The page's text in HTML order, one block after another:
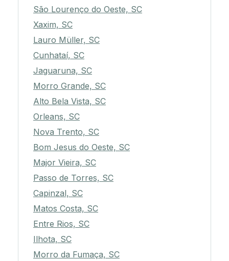
São Lourenço do Oeste, SC
Xaxim, SC
Lauro Müller, SC
Cunhataí, SC
Jaguaruna, SC
Morro Grande, SC
Alto Bela Vista, SC
Orleans, SC
Nova Trento, SC
Bom Jesus do Oeste, SC
Major Vieira, SC
Passo de Torres, SC
Capinzal, SC
Matos Costa, SC
Entre Rios, SC
Ilhota, SC
Morro da Fumaça, SC